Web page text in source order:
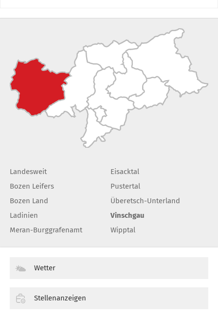
Landesweit
Bozen Leifers
Bozen Land
Ladinien
Meran-Burggrafenamt
Eisacktal
Pustertal
Überetsch-Unterland
Vinschgau
Wipptal
Wetter
Stellenanzeigen